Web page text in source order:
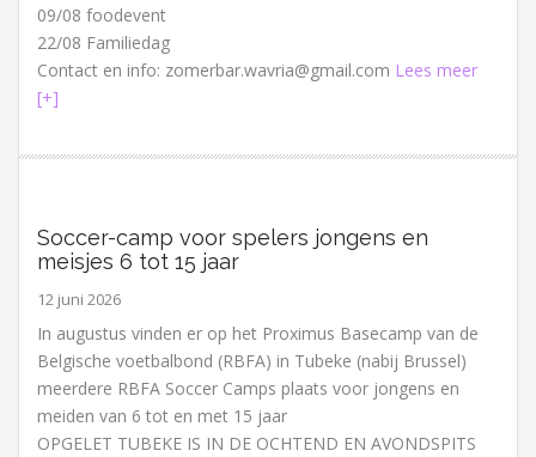
09/08 foodevent
22/08 Familiedag
Contact en info: zomerbar.wavria@gmail.com Lees meer
[+]
Soccer-camp voor spelers jongens en
meisjes 6 tot 15 jaar
12 juni 2026
In augustus vinden er op het Proximus Basecamp van de
Belgische voetbalbond (RBFA) in Tubeke (nabij Brussel)
meerdere RBFA Soccer Camps plaats voor jongens en
meiden van 6 tot en met 15 jaar
OPGELET TUBEKE IS IN DE OCHTEND EN AVONDSPITS